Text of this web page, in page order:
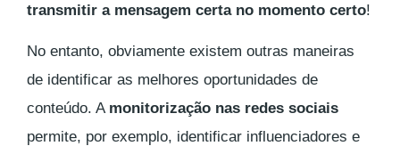
transmitir a mensagem certa no momento certo!
No entanto, obviamente existem outras maneiras
de identificar as melhores oportunidades de
conteúdo. A monitorização nas redes sociais
permite, por exemplo, identificar influenciadores e